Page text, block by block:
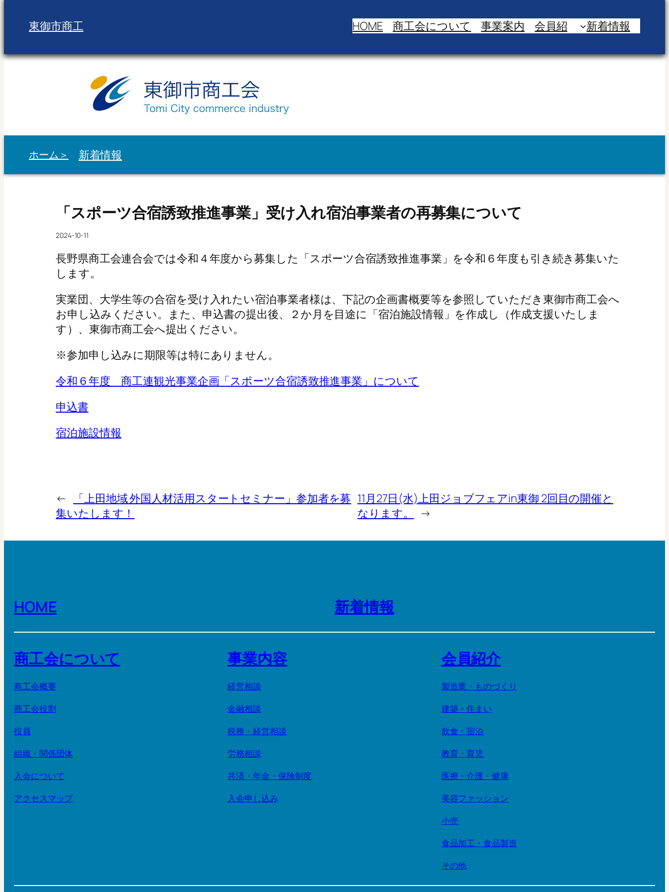
キ
東御市商工 HOME 商工会について 事業案内 会員紹 新着情報
ホーム＞ 新着情報
「スポーツ合宿誘致推進事業」受け入れ宿泊事業者の再募集について
2024-10-11
長野県商工会連合会では令和４年度から募集した「スポーツ合宿誘致推進事業」を令和６年度も引き続き募集いた
します。
実業団、大学生等の合宿を受け入れたい宿泊事業者様は、下記の企画書概要等を参照していただき東御市商工会へ
お申し込みください。また、申込書の提出後、２か月を目途に「宿泊施設情報」を作成し（作成支援いたしま
す）、東御市商工会へ提出ください。
※参加申し込みに期限等は特にありません。
令和６年度 商工連観光事業企画「スポーツ合宿誘致推進事業」について
申込書
宿泊施設情報
←
「上田地域 外国人材活用スタートセミナー」参加者を募
集いたします！
11月27日(水)上田ジョブフェアin東御 2回目の開催と
なります。
→
HOME 新着情報
商工会について
商工会概要
商工会役割
役員
組織・関係団体
入会について
アクセスマップ
事業内容
経営相談
金融相談
税務・経営相談
労務相談
共済・年金・保険制度
入会申し込み
会員紹介
製造業・ものづくり
建築・住まい
飲食・宿泊
教育・育児
医療・介護・健康
美容ファッション
小売
食品加工・食品製造
その他